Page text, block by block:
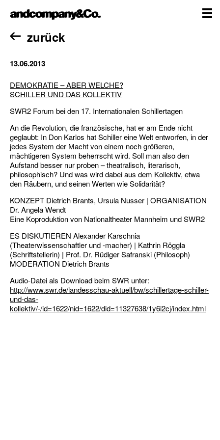
Inhalt
andcompany&Co
Homezurück
13.06.2013
DEMOKRATIE – ABER WELCHE?
SCHILLER UND DAS KOLLEKTIV
SWR2 Forum bei den 17. Internationalen Schillertagen
An die Revolution, die französische, hat er am Ende nicht
geglaubt: In Don Karlos hat Schiller eine Welt entworfen, in der
jedes System der Macht von einem noch größeren,
mächtigeren System beherrscht wird. Soll man also den
Aufstand besser nur proben – theatralisch, literarisch,
philosophisch? Und was wird dabei aus dem Kollektiv, etwa
den Räubern, und seinen Werten wie Solidarität?
KONZEPT Dietrich Brants, Ursula Nusser | ORGANISATION
Dr. Angela Wendt
Eine Koproduktion von Nationaltheater Mannheim und SWR2
ES DISKUTIEREN Alexander Karschnia
(Theaterwissenschaftler und -macher) | Kathrin Röggla
(Schriftstellerin) | Prof. Dr. Rüdiger Safranski (Philosoph)
MODERATION Dietrich Brants
Audio-Datei als Download beim SWR unter:
http://www.swr.de/landesschau-aktuell/bw/schillertage-schiller-
und-das-
kollektiv/-/id=1622/nid=1622/did=11327638/1y6i2cj/index.html